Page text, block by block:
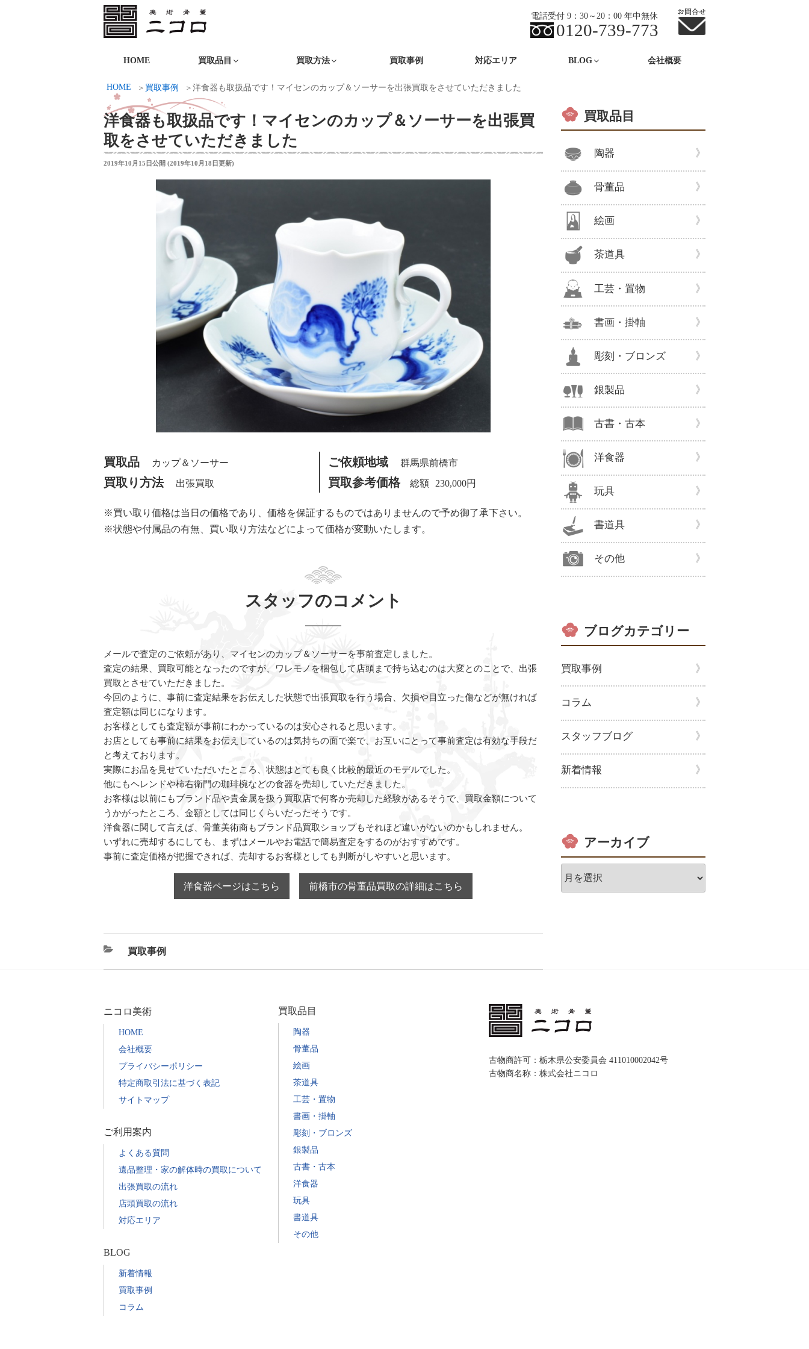
電話受付 9：30～20：00 年中無休
0120-739-773
ニコロ美術
HOME 買取品目 買取方法 買取事例 対応エリア BLOG 会社概要
HOME 買取事例 洋食器も取扱品です！マイセンのカップ＆ソーサーを出張買取をさせていただきました
洋食器も取扱品です！マイセンのカップ＆ソーサーを出張買
取をさせていただきました
投
2019年10月15日公開 (2019年10月18日更新)
買取品 カップ＆ソーサー
買取り方法 出張買取
ご依頼地域 群馬県前橋市
買取参考価格 230,000円
※買い取り価格は当日の価格であり、価格を保証するものではありませんので予め御了承下さい。
※状態や付属品の有無、買い取り方法などによって価格が変動いたします。
スタッフのコメント
メールで査定のご依頼があり、マイセンのカップ＆ソーサーを事前査定しました。
査定の結果、買取可能となったのですが、ワレモノを梱包して店頭まで持ち込むのは大変とのことで、出張
買取とさせていただきました。
今回のように、事前に査定結果をお伝えした状態で出張買取を行う場合、欠損や目立った傷などが無ければ
査定額は同じになります。
お客様としても査定額が事前にわかっているのは安心されると思います。
お店としても事前に結果をお伝えしているのは気持ちの面で楽で、お互いにとって事前査定は有効な手段だ
と考えております。
実際にお品を見せていただいたところ、状態はとても良く比較的最近のモデルでした。
他にもヘレンドや柿右衛門の珈琲椀などの食器を売却していただきました。
お客様は以前にもブランド品や貴金属を扱う買取店で何客か売却した経験があるそうで、買取金額について
うかがったところ、金額としては同じくらいだったそうです。
洋食器に関して言えば、骨董美術商もブランド品買取ショップもそれほど違いがないのかもしれません。
いずれに売却するにしても、まずはメールやお電話で簡易査定をするのがおすすめです。
事前に査定価格が把握できれば、売却するお客様としても判断がしやすいと思います。
洋食器ページはこちら 前橋市の骨董品買取の詳細はこちら
カ
テ
ー
買取事例
買取品目
陶器
骨董品
絵画
茶道具
工芸・置物
書画・掛軸
彫刻・ブロンズ
銀製品
古書・古本
洋食器
玩具
書道具
その他
ブログカテゴリー
買取事例
コラム
スタッフブログ
新着情報
アーカイブ
ー
ニコロ美術
HOME
会社概要
プライバシーポリシー
特定商取引法に基づく表記
サイトマップ
買取品目
陶器
骨董品
絵画
茶道具
工芸・置物
書画・掛軸
彫刻・ブロンズ
銀製品
古書・古本
洋食器
玩具
書道具
その他
ご利用案内
よくある質問
遺品整理・家の解体時の買取について
出張買取の流れ
店頭買取の流れ
対応エリア
BLOG
新着情報
買取事例
コラム
古物商許可：栃木県公安委員会 411010002042号
古物商名称：株式会社ニコロ